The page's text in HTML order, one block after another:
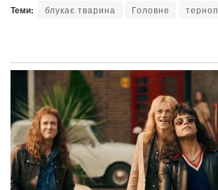
Теми: блукає тварина Головне